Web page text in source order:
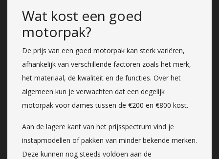
Wat kost een goed
motorpak?
De prijs van een goed motorpak kan sterk variëren,
afhankelijk van verschillende factoren zoals het merk,
het materiaal, de kwaliteit en de functies. Over het
algemeen kun je verwachten dat een degelijk
motorpak voor dames tussen de €200 en €800 kost.
Aan de lagere kant van het prijsspectrum vind je
instapmodellen of pakken van minder bekende merken.
Deze kunnen nog steeds voldoen aan de